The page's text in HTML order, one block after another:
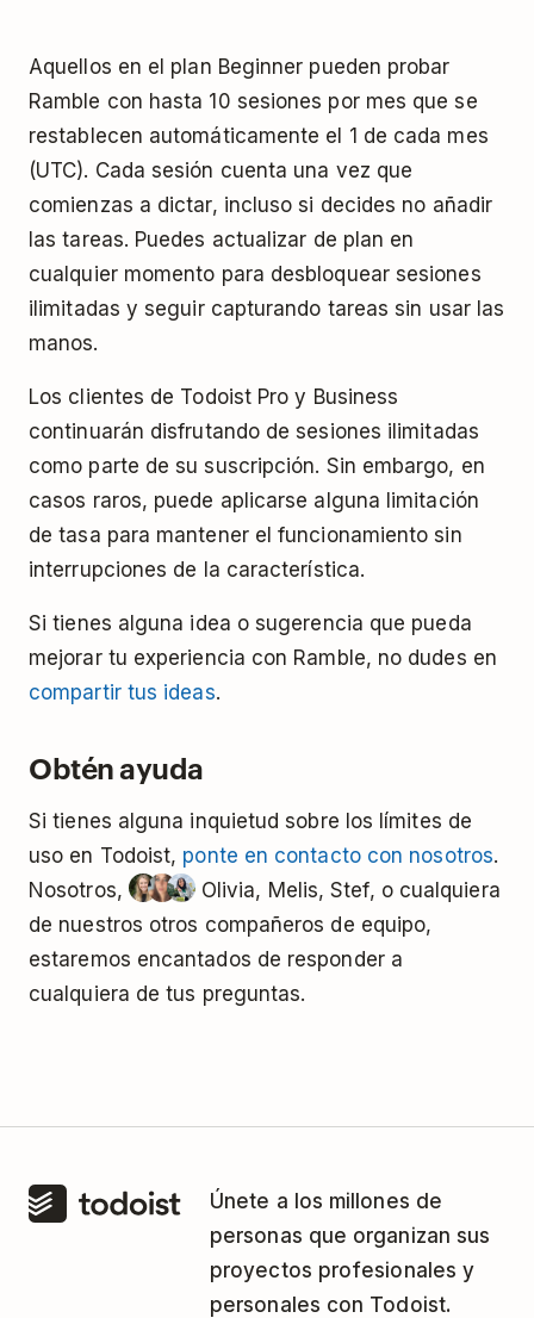
Aquellos en el plan Beginner pueden probar
Ramble con hasta 10 sesiones por mes que se
restablecen automáticamente el 1 de cada mes
(UTC). Cada sesión cuenta una vez que
comienzas a dictar, incluso si decides no añadir
las tareas. Puedes actualizar de plan en
cualquier momento para desbloquear sesiones
ilimitadas y seguir capturando tareas sin usar las
manos.
Los clientes de Todoist Pro y Business
continuarán disfrutando de sesiones ilimitadas
como parte de su suscripción. Sin embargo, en
casos raros, puede aplicarse alguna limitación
de tasa para mantener el funcionamiento sin
interrupciones de la característica.
Si tienes alguna idea o sugerencia que pueda
mejorar tu experiencia con Ramble, no dudes en
compartir tus ideas.
Obtén ayuda
Si tienes alguna inquietud sobre los límites de
uso en Todoist, ponte en contacto con nosotros.
Nosotros,
Olivia, Melis, Stef, o cualquiera
de nuestros otros compañeros de equipo,
estaremos encantados de responder a
cualquiera de tus preguntas.
Únete a los millones de
personas que organizan sus
proyectos profesionales y
personales con Todoist.